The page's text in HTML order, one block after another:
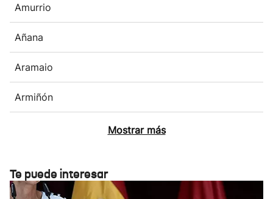
Amurrio
Añana
Aramaio
Armiñón
Mostrar más
Te puede interesar